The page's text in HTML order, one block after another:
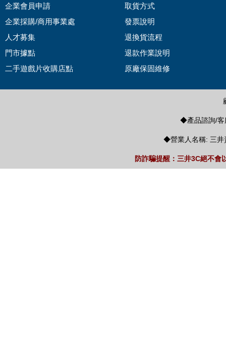
企業會員申請
企業採購/商用事業處
人才募集
門市據點
二手遊戲片收購店點
取貨方式
發票說明
退換貨流程
退款作業說明
原廠保固維修
◆產品諮詢/客
◆營業人名稱: 三井
防詐騙提醒：三井3C絕不會